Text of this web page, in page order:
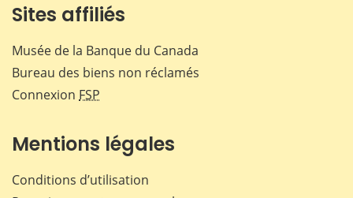
Sites affiliés
Musée de la Banque du Canada
Bureau des biens non réclamés
Connexion FSP
Mentions légales
Conditions d’utilisation